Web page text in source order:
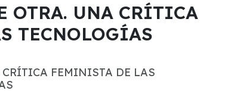
OTRA. UNA CRÍTICA
TECNOLOGÍAS
FEMINISTA DE LAS